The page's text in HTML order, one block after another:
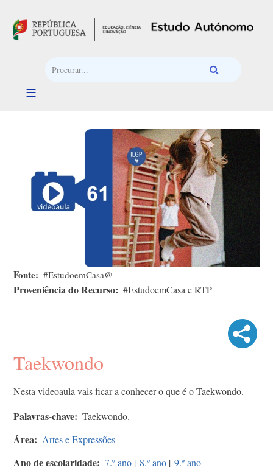
Fonte #EstudoemCasa@
Proveniência do Recurso #EstudoemCasa e RTP
Taekwondo
Nesta videoaula vais ficar a conhecer o que é o Taekwondo.
Palavras-chave Taekwondo.
Área Artes e Expressões
Ano de escolaridade 7.º ano | 8.º ano | 9.º ano